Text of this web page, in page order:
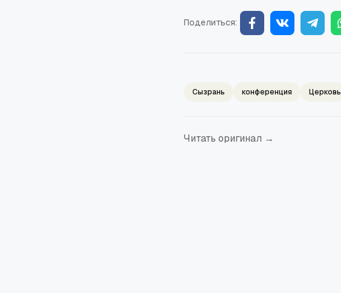
Поделиться:
Сызрань конференция Церковь
Читать оригинал →